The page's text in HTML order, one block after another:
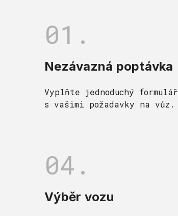
01.
Nezávazná poptávka
Vyplňte jednoduchý formulář
s vašimi požadavky na vůz.
04.
Výběr vozu